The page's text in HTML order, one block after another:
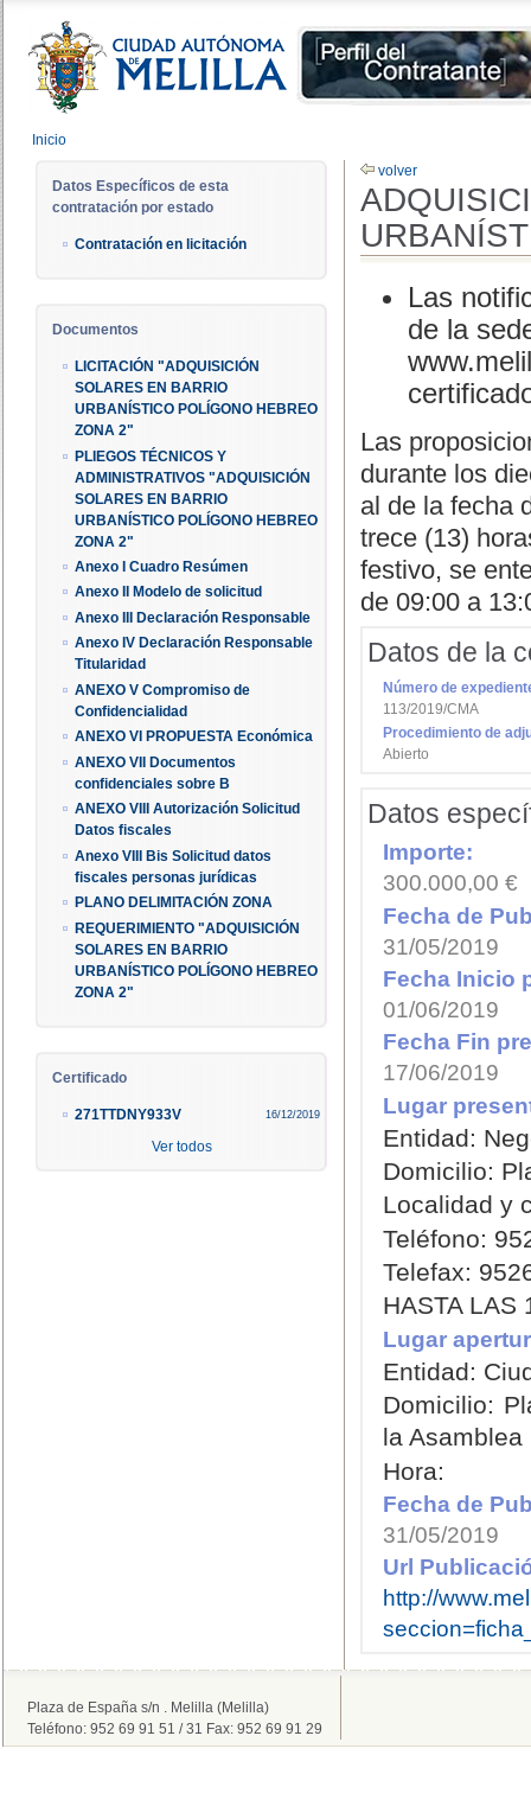
Inicio
Datos Específicos de esta
contratación por estado
Contratación en licitación
Documentos
LICITACIÓN "ADQUISICIÓN
SOLARES EN BARRIO
URBANÍSTICO POLÍGONO HEBREO
ZONA 2"
PLIEGOS TÉCNICOS Y
ADMINISTRATIVOS "ADQUISICIÓN
SOLARES EN BARRIO
URBANÍSTICO POLÍGONO HEBREO
ZONA 2"
Anexo I Cuadro Resúmen
Anexo II Modelo de solicitud
Anexo III Declaración Responsable
Anexo IV Declaración Responsable
Titularidad
ANEXO V Compromiso de
Confidencialidad
ANEXO VI PROPUESTA Económica
ANEXO VII Documentos
confidenciales sobre B
ANEXO VIII Autorización Solicitud
Datos fiscales
Anexo VIII Bis Solicitud datos
fiscales personas jurídicas
PLANO DELIMITACIÓN ZONA
REQUERIMIENTO "ADQUISICIÓN
SOLARES EN BARRIO
URBANÍSTICO POLÍGONO HEBREO
ZONA 2"
Certificado
16/12/2019
271TTDNY933V
Ver todos
volver
Las
de la
Las
durante los
al de la fecha
trece (13)
festivo, se
de 09:00 a
Datos de la
Número de
113/2019/CMA
Procedimiento de
Abierto
Datos
Importe:
300.000,00 €
Fecha de
31/05/2019
Fecha Inicio
01/06/2019
Fecha Fin
17/06/2019
Lugar
Entidad:
Domicilio:
Localidad y
Teléfono:
Telefax:
HASTA LAS
Lugar
Entidad:
Domicilio:
la Asamblea
Hora:
Fecha de
31/05/2019
Url
http://
Plaza de España s/n . Melilla (Melilla)
Teléfono: 952 69 91 51 / 31 Fax: 952 69 91 29